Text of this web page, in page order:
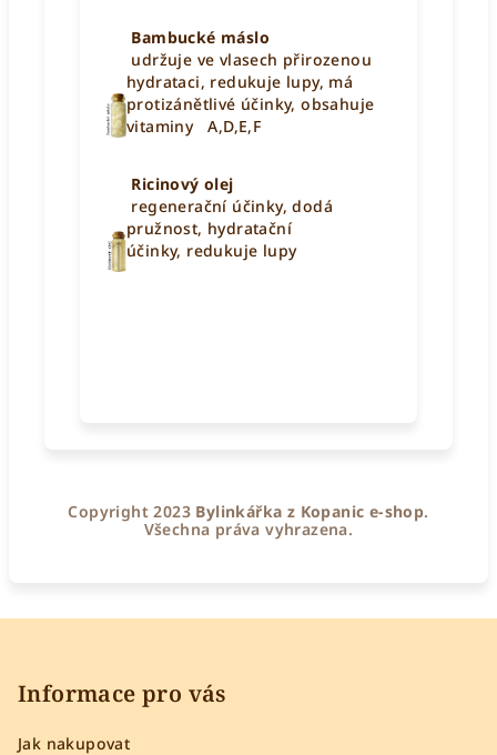
Bambucké máslo
udržuje ve vlasech přirozenou
hydrataci, redukuje lupy, má
protizánětlivé účinky,obsahuje
vitaminy A,D,E,F
Ricinový olej
regenerační účinky,dodá
pružnost, hydratační
účinky, redukuje lupy
Copyright 2023 Bylinkářka z Kopanic e-shop.
Všechna práva vyhrazena.
Informace pro vás
Jak nakupovat